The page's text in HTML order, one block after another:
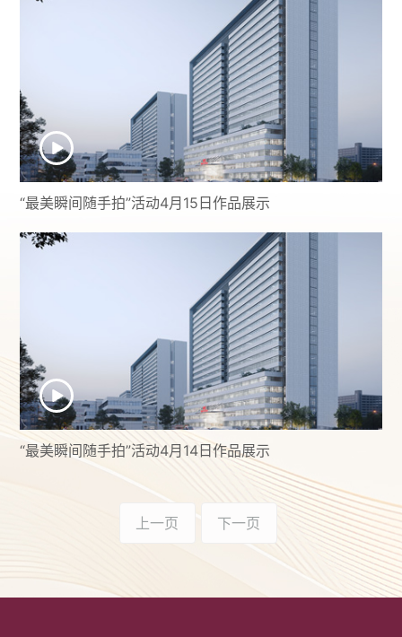
“最美瞬间随手拍”活动4月15日作品展示
“最美瞬间随手拍”活动4月14日作品展示
上一页 下一页